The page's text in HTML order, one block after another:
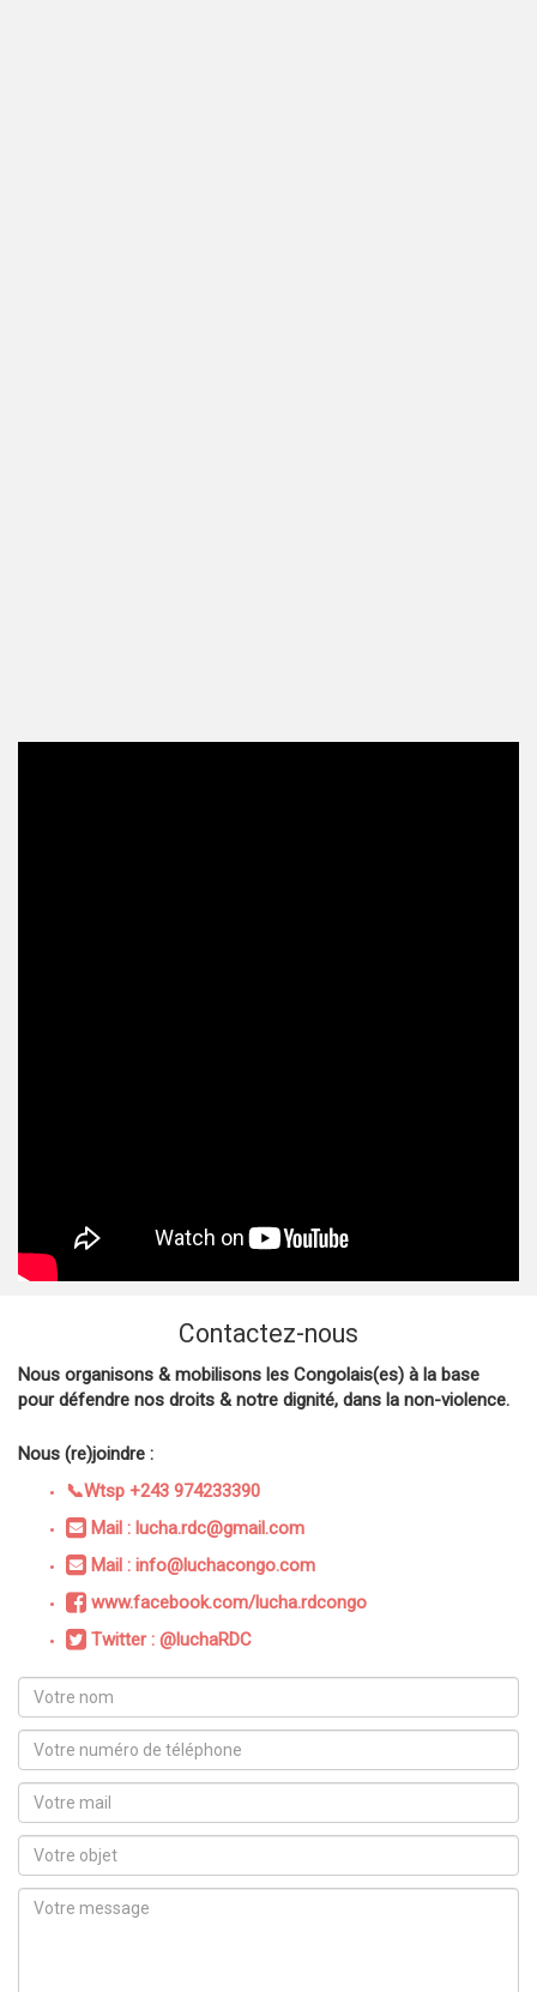
Contactez-nous
Nous organisons & mobilisons les Congolais(es) à la base
pour défendre nos droits & notre dignité, dans la non-violence.
Nous (re)joindre :
📞Wtsp +243 974233390
Mail : lucha.rdc@gmail.com
Mail : info@luchacongo.com
www.facebook.com/lucha.rdcongo
Twitter : @luchaRDC